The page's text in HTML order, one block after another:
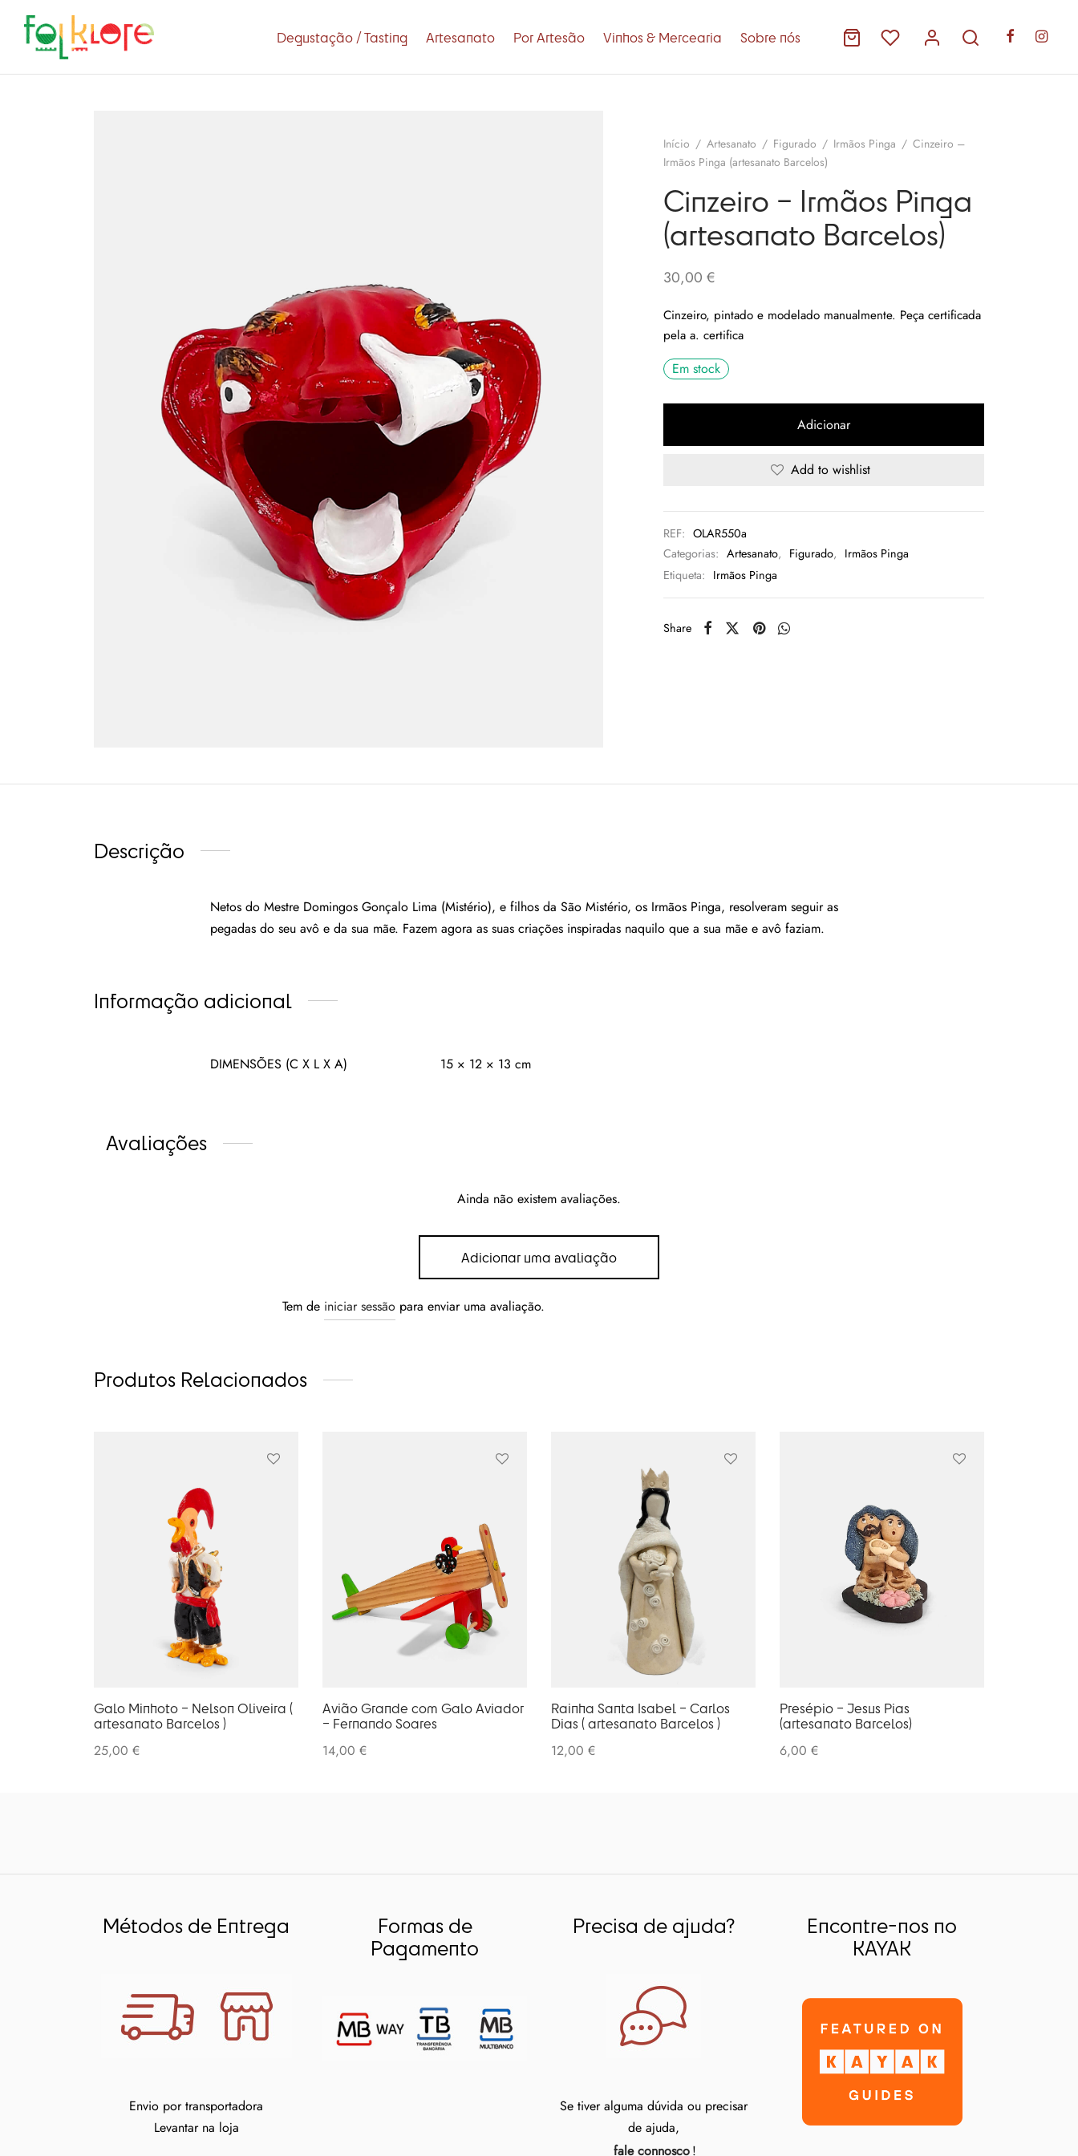
Degustação / Tasting Artesanato Por Artesão Vinhos & Mercearia Sobre nós
Início / Artesanato / Figurado / Irmãos Pinga / Cinzeiro –
Irmãos Pinga (artesanato Barcelos)
Cinzeiro – Irmãos Pinga
(artesanato Barcelos)
30,00 €
Cinzeiro, pintado e modelado manualmente. Peça certificada
pela a. certifica
Em stock
Adicionar
Add to wishlist
REF: OLAR550a
Categorias: Artesanato, Figurado, Irmãos Pinga
Etiqueta: Irmãos Pinga
Share
Descrição
Netos do Mestre Domingos Gonçalo Lima (Mistério), e filhos da São Mistério, os Irmãos Pinga, resolveram seguir as
pegadas do seu avô e da sua mãe. Fazem agora as suas criações inspiradas naquilo que a sua mãe e avô faziam.
Informação adicional
DIMENSÕES (C X L X A) 15 × 12 × 13 cm
Avaliações
Ainda não existem avaliações.
Adicionar uma avaliação
Tem de iniciar sessão para enviar uma avaliação.
Produtos Relacionados
Galo Minhoto – Nelson Oliveira (
artesanato Barcelos )
25,00 €
Avião Grande com Galo Aviador
– Fernando Soares
14,00 €
Rainha Santa Isabel – Carlos
Dias ( artesanato Barcelos )
12,00 €
Presépio – Jesus Pias
(artesanato Barcelos)
6,00 €
Métodos de Entrega
Envio por transportadora
Levantar na loja
Formas de
Pagamento
Precisa de ajuda?
Se tiver alguma dúvida ou precisar
de ajuda,
fale connosco!
Encontre-nos no
KAYAK